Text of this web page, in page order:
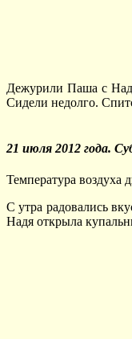
Дежурили Паша с
Сидели недолго.
21 июля 2012 года.
Температура воздуха
С утра радовались
Надя открыла